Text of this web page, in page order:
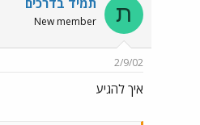
ת New member
2/9/02
איך להגיע